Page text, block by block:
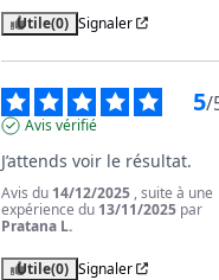
Utile(0) Signaler
5/
Avis vérifié
J’attends voir le résultat.
Avis du 14/12/2025 , suite à une
expérience du 13/11/2025 par
Pratana L.
Utile(0) Signaler